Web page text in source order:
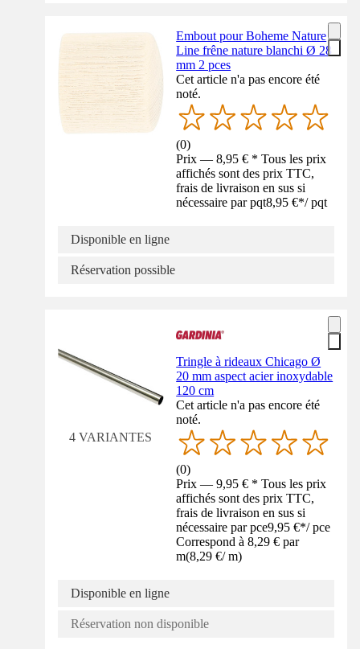
Embout pour Boheme Nature
Line frêne nature blanchi Ø 28
mm 2 pces
Cet article n'a pas encore été
noté.
(0)
Prix — 8,95 € * Tous les prix
affichés sont des prix TTC,
frais de livraison en sus si
nécessaire par pqt8,95 €*/ pqt
Disponible en ligne
Réservation possible
4 VARIANTES
Tringle à rideaux Chicago Ø
20 mm aspect acier inoxydable
120 cm
Cet article n'a pas encore été
noté.
(0)
Prix — 9,95 € * Tous les prix
affichés sont des prix TTC,
frais de livraison en sus si
nécessaire par pce9,95 €*/ pce
Correspond à 8,29 € par
m(8,29 €/ m)
Disponible en ligne
Réservation non disponible